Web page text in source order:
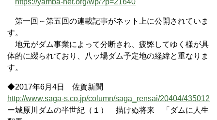
第一回～第五回の連載記事がネット上に公開されていま
す。
地元がダム事業によって分断され、疲弊してゆく様が具
体的に綴られており、八ッ場ダム予定地の経緯と重なりま
す。
◆2017年6月4日 佐賀新聞
http://www.saga-s.co.jp/column/saga_rensai/20404/435012
ー城原川ダムの半世紀（１） 描けぬ将来 「ダムに人生